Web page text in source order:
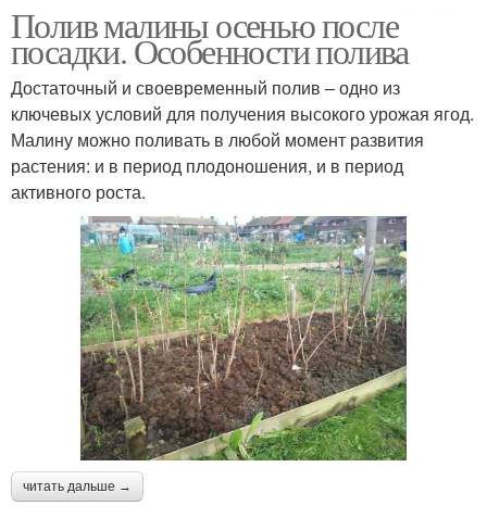
Осенняя посадка Малины на участке
Инструкция по весенней
посадке
Правильная посадка
Летний посадка Малины до посадки
Сроки для весенней
посадки
Почвы к посадке
Саженцы к посадке
Полив малины осенью после
посадки. Особенности полива
Достаточный и своевременный полив – одно из
ключевых условий для получения высокого урожая ягод.
Малину можно поливать в любой момент развития
растения: и в период плодоношения, и в период
активного роста.
читать дальше →